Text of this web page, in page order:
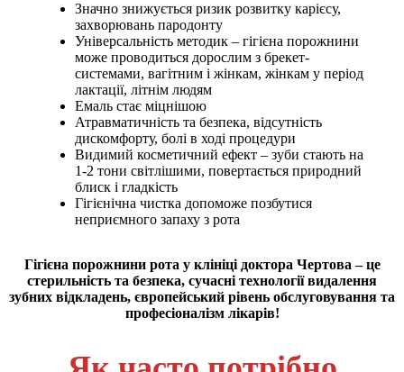
Значно знижується ризик розвитку карієсу,
захворювань пародонту
Універсальність методик – гігієна порожнини
може проводиться дорослим з брекет-
системами, вагітним і жінкам, жінкам у період
лактації, літнім людям
Емаль стає міцнішою
Атравматичність та безпека, відсутність
дискомфорту, болі в ході процедури
Видимий косметичний ефект – зуби стають на
1-2 тони світлішими, повертається природний
блиск і гладкість
Гігієнічна чистка допоможе позбутися
неприємного запаху з рота
Гігієна порожнини рота у клініці доктора Чертова – це
стерильність та безпека, сучасні технології видалення
зубних відкладень, європейський рівень обслуговування та
професіоналізм лікарів!